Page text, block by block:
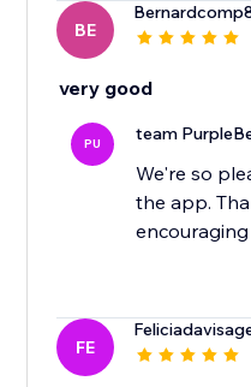
BE
very good
PU team
We're so
the app.
FE